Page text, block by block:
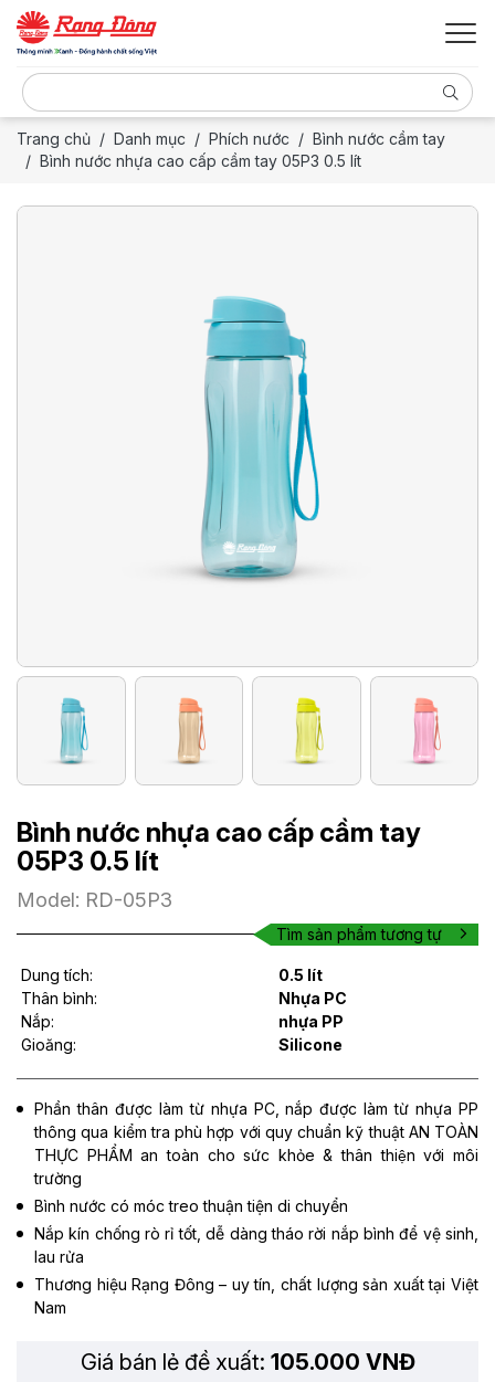
Trang chủ Danh mục Phích nước
Bình nước cầm tay
Bình nước nhựa cao cấp cầm tay 05P3 0.5 lít
Bình nước nhựa cao cấp cầm tay
05P3 0.5 lít
Model: RD-05P3
Tìm sản phẩm tương tự
Dung tích:
0.5 lít
Thân bình:
Nhựa PC
Nắp:
nhựa PP
Gioăng:
Silicone
Phần thân được làm từ nhựa PC, nắp được làm từ nhựa PP
thông qua kiểm tra phù hợp với quy chuẩn kỹ thuật AN TOÀN
THỰC PHẨM an toàn cho sức khỏe & thân thiện với môi
trường
Bình nước có móc treo thuận tiện di chuyển
Nắp kín chống rò rỉ tốt, dễ dàng tháo rời nắp bình để vệ sinh,
lau rửa
Thương hiệu Rạng Đông – uy tín, chất lượng sản xuất tại Việt
Nam
Giá bán lẻ đề xuất: 105.000 VNĐ